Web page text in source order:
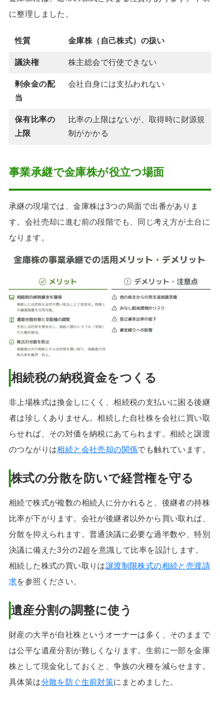
に整理しました。
性質 金庫株（自己株式）の扱い
議決権 株主総会で行使できない
剰余金の配
当
会社自身には支払われない
保有比率の
上限
比率の上限はないが、取得時に財源規
制がかかる
事業承継で金庫株が役立つ場面
承継の現場では、金庫株は3つの局面で出番がありま
す。会社売却に進む前の段階でも、同じ考え方が土台に
なります。
相続税の納税資金をつくる
非上場株式は換金しにくく、相続税の支払いに困る後継
者は珍しくありません。相続した自社株を会社に買い取
らせれば、その対価を納税にあてられます。相続と譲渡
のつながりは相続と会社売却の関係でも触れています。
株式の分散を防いで経営権を守る
相続で株式が複数の相続人に分かれると、後継者の持株
比率が下がります。会社が後継者以外から買い取れば、
分散を抑えられます。普通決議に必要な過半数や、特別
決議に備えた3分の2超を意識して比率を設計します。
相続した株式の買い取りは譲渡制限株式の相続と売渡請
求を参照ください。
遺産分割の調整に使う
財産の大半が自社株というオーナーは多く、そのままで
は公平な遺産分割が難しくなります。生前に一部を金庫
株として現金化しておくと、争族の火種を減らせます。
具体策は分散を防ぐ生前対策にまとめました。